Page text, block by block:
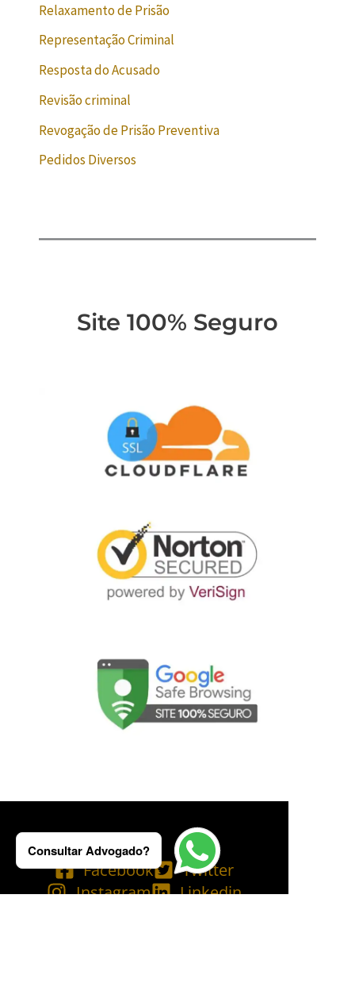
Relaxamento de Prisão
Representação Criminal
Resposta do Acusado
Revisão criminal
Revogação de Prisão Preventiva
Pedidos Diversos
Site 100% Seguro
Facebook
Twitter
Instagram
Linkedin
Consultar Advogado?